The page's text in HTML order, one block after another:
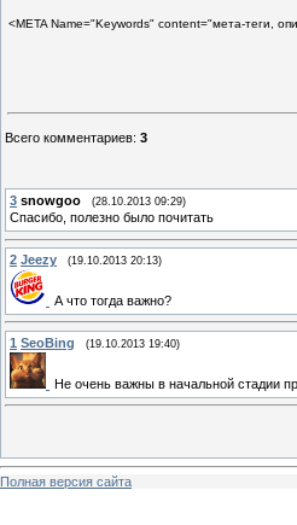
<META Name="Keywords" content="мета-теги,
Всего комментариев: 3
3 snowgoo (28.10.2013 09:29)
Спасибо, полезно было почитать
2 Jeezy (19.10.2013 20:13)
А что тогда важно?
1 SeoBing (19.10.2013 19:40)
Не очень важны в начальной стадии
Полная версия сайта